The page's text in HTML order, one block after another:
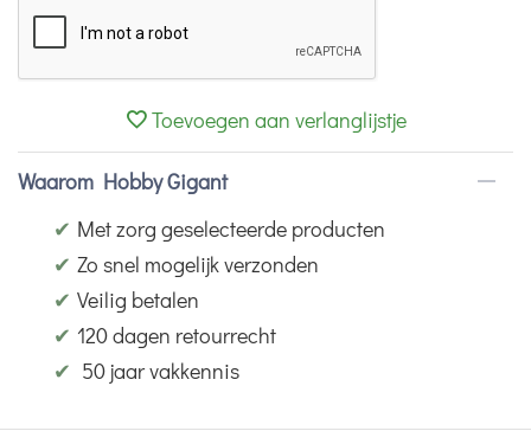
Toevoegen aan verlanglijstje
Waarom Hobby Gigant
✔ Met zorg geselecteerde producten
✔ Zo snel mogelijk verzonden
✔ Veilig betalen
✔ 120 dagen retourrecht
✔ 50 jaar vakkennis